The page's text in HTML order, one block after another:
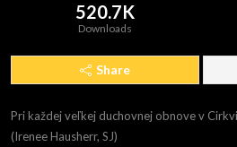
520.7K
Downloads
Share
Pri každej veľkej duchovnej obnove v
(Irenee Hausherr, SJ)